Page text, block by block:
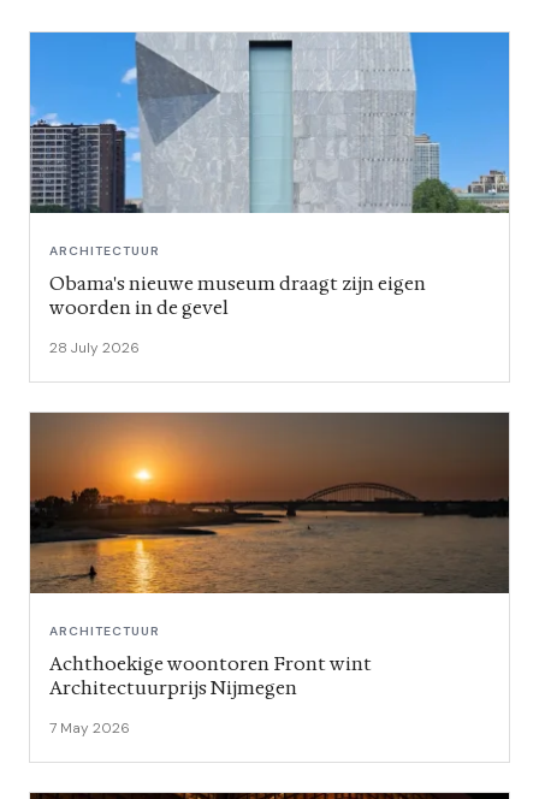
ARCHITECTUUR
Obama's nieuwe museum draagt zijn eigen
woorden in de gevel
28 July 2026
ARCHITECTUUR
Achthoekige woontoren Front wint
Architectuurprijs Nijmegen
7 May 2026